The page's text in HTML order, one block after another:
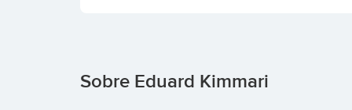
Sobre Eduard Kimmari